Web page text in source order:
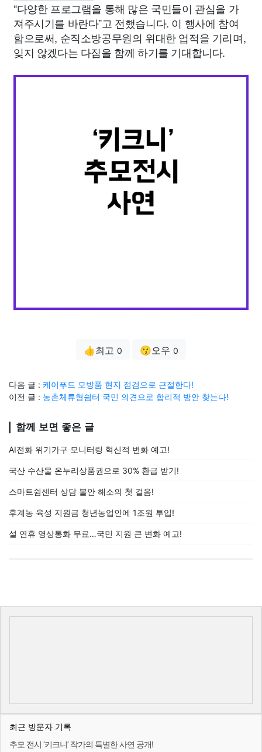
“다양한 프로그램을 통해 많은 국민들이 관심을 가
져주시기를 바란다”고 전했습니다. 이 행사에 참여
함으로써, 순직소방공무원의 위대한 업적을 기리며,
잊지 않겠다는 다짐을 함께 하기를 기대합니다.
👍최고 0 😗오우 0
다음 글 : 케이푸드 모방품 현지 점검으로 근절한다!
이전 글 : 농촌체류형쉼터 국민 의견으로 합리적 방안 찾는다!
함께 보면 좋은 글
AI전화 위기가구 모니터링 혁신적 변화 예고!
국산 수산물 온누리상품권으로 30% 환급 받기!
스마트쉼센터 상담 불안 해소의 첫 걸음!
후계농 육성 지원금 청년농업인에 1조원 투입!
설 연휴 영상통화 무료…국민 지원 큰 변화 예고!
최근 방문자 기록
추모 전시 ‘키크니’ 작가의 특별한 사연 공개!